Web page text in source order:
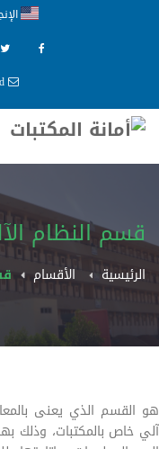
main-library@aau.edu.sd
قسم النظام
الرئيسية الأقسام
هو القسم الذي يعنى
آلي خاص بالمكتبات، وذلك